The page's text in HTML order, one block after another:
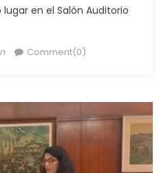
en el Salón Auditorio
Comment(0)